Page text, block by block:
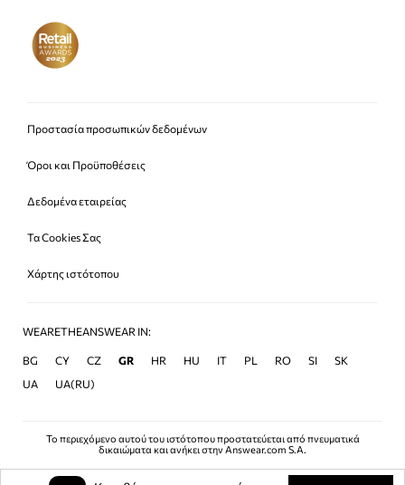
Προστασία προσωπικών δεδομένων
Όροι και Προϋποθέσεις
Δεδομένα εταιρείας
Τα Cookies Σας
Χάρτης ιστότοπου
WEARETHEANSWEAR IN:
BG CY CZ GR HR HU IT PL RO SI
SK
UA
UA(RU)
Το περιεχόμενο αυτού του ιστότοπου προστατεύεται από πνευματικά
δικαιώματα και ανήκει στην Answear.com S.A.